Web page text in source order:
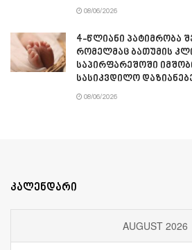
08/06/2026
4-წლიანი პატიმრობა
რომელმაც ბათუმის
საპირფარეშოში
სასიკვდილო
08/06/2026
კალენდარი
AUGUST 2026